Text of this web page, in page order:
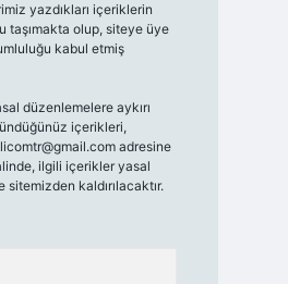
yazdıkları içeriklerin
taşımakta olup, siteye üye
kabul etmiş
düzenlemelere aykırı
içerikleri,
adresine
ilgili içerikler yasal
sitemizden kaldırılacaktır.